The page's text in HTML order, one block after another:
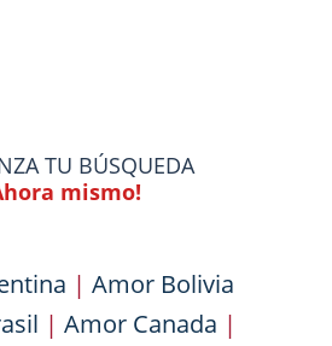
TU BÚSQUEDA
mismo!
| Amor Bolivia
| Amor Canada |